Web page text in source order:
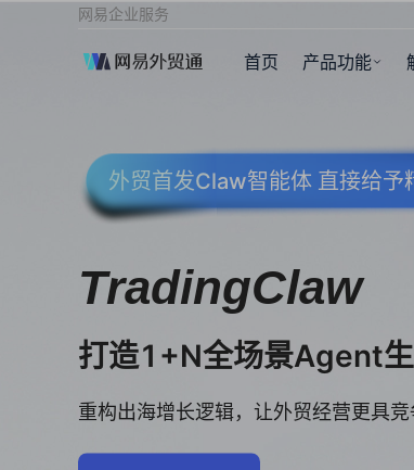
网易企业服务
首页 产品功能
外贸首发Claw智能体 直接给
TradingClaw
打造1+N全场景Agent
重构出海增长逻辑，让外贸经营更具竞